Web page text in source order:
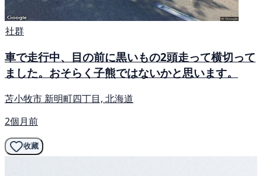
社群
車で走行中、目の前に黒いもの2頭走って横切って
ました。おそらく子熊ではないかと思います。
苫小牧市 新明町四丁目, 北海道
2個月前
收藏